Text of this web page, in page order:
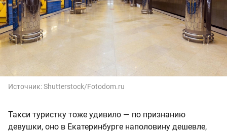
Источник:Shutterstock/Fotodom.ru
Такси туристку тоже удивило — по признанию
девушки, оно в Екатеринбурге наполовину дешевле,